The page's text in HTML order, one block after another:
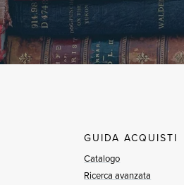
GUIDA ACQUISTI
Catalogo
Ricerca avanzata